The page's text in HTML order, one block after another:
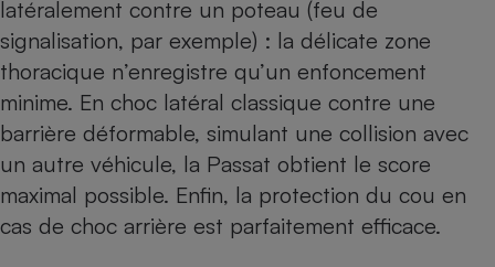
latéralement contre un poteau (feu de
signalisation, par exemple) : la délicate zone
thoracique n’enregistre qu’un enfoncement
minime. En choc latéral classique contre une
barrière déformable, simulant une collision avec
un autre véhicule, la Passat obtient le score
maximal possible. Enfin, la protection du cou en
cas de choc arrière est parfaitement efficace.